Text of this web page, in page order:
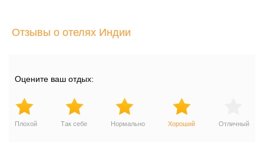
минут
Отзывы о отелях Индии
Оцените ваш отдых:
Плохой Так себе Нормально Хороший Отличный